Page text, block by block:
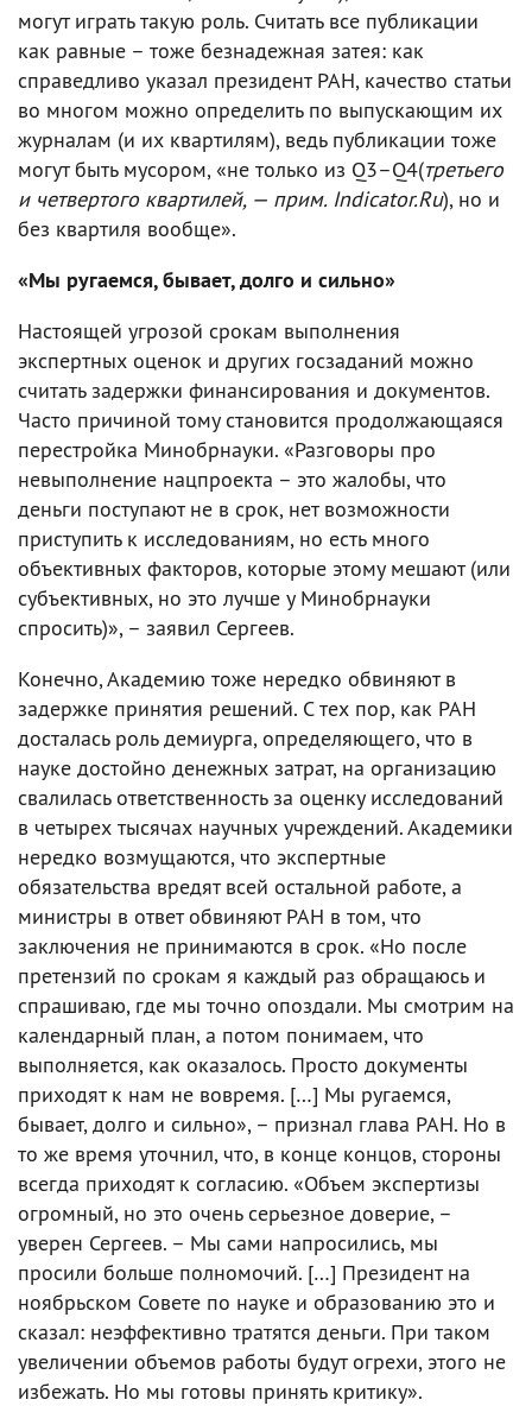
могут играть такую роль. Считать все публикации
как равные – тоже безнадежная затея: как
справедливо указал президент РАН, качество статьи
во многом можно определить по выпускающим их
журналам (и их квартилям), ведь публикации тоже
могут быть мусором, «не только из Q3–Q4(третьего
и четвертого квартилей, — прим. Indicator.Ru), но и
без квартиля вообще».
«Мы ругаемся, бывает, долго и сильно»
Настоящей угрозой срокам выполнения
экспертных оценок и других госзаданий можно
считать задержки финансирования и документов.
Часто причиной тому становится продолжающаяся
перестройка Минобрнауки. «Разговоры про
невыполнение нацпроекта – это жалобы, что
деньги поступают не в срок, нет возможности
приступить к исследованиям, но есть много
объективных факторов, которые этому мешают (или
субъективных, но это лучше у Минобрнауки
спросить)», – заявил Сергеев.
Конечно, Академию тоже нередко обвиняют в
задержке принятия решений. С тех пор, как РАН
досталась роль демиурга, определяющего, что в
науке достойно денежных затрат, на организацию
свалилась ответственность за оценку исследований
в четырех тысячах научных учреждений. Академики
нередко возмущаются, что экспертные
обязательства вредят всей остальной работе, а
министры в ответ обвиняют РАН в том, что
заключения не принимаются в срок. «Но после
претензий по срокам я каждый раз обращаюсь и
спрашиваю, где мы точно опоздали. Мы смотрим на
календарный план, а потом понимаем, что
выполняется, как оказалось. Просто документы
приходят к нам не вовремя. […] Мы ругаемся,
бывает, долго и сильно», – признал глава РАН. Но в
то же время уточнил, что, в конце концов, стороны
всегда приходят к согласию. «Объем экспертизы
огромный, но это очень серьезное доверие, –
уверен Сергеев. – Мы сами напросились, мы
просили больше полномочий. […] Президент на
ноябрьском Совете по науке и образованию это и
сказал: неэффективно тратятся деньги. При таком
увеличении объемов работы будут огрехи, этого не
избежать. Но мы готовы принять критику».